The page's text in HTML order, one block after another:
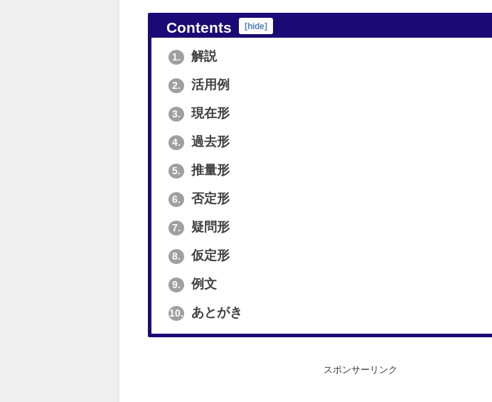
Contents [hide]
1. 解説
2. 活用例
3. 現在形
4. 過去形
5. 推量形
6. 否定形
7. 疑問形
8. 仮定形
9. 例文
10. あとがき
スポンサーリンク